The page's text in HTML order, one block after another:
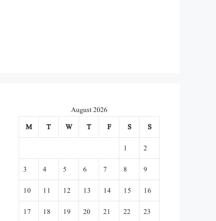
August 2026
M
T W T F S
S
1
2
3
4 5 6 7 8
9
10
11 12 13 14 15
16
17
18 19 20 21 22
23